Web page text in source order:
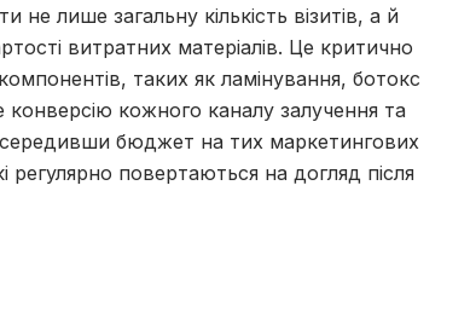
лише загальну кількість візитів, а й
витратних матеріалів. Це критично
таких як ламінування, ботокс
кожного каналу залучення та
бюджет на тих маркетингових
регулярно повертаються на догляд після